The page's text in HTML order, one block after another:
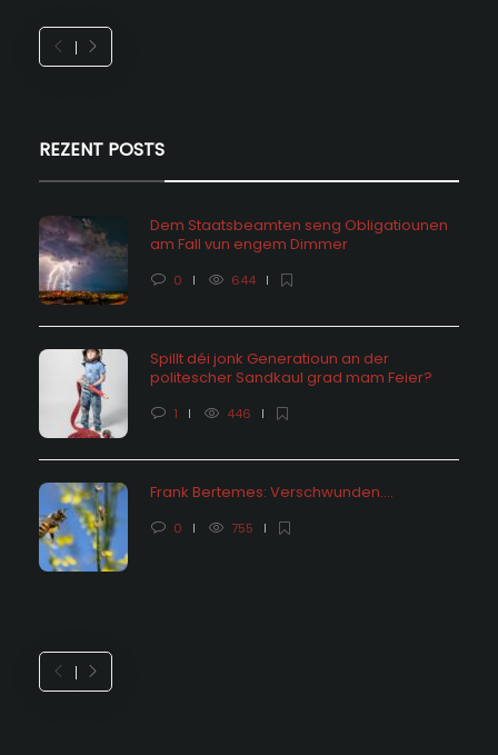
REZENT POSTS
Dem Staatsbeamten seng Obligatiounen
am Fall vun engem Dimmer
0 644
Spillt déi jonk Generatioun an der
politescher Sandkaul grad mam Feier?
1 446
Frank Bertemes: Verschwunden….
0 755